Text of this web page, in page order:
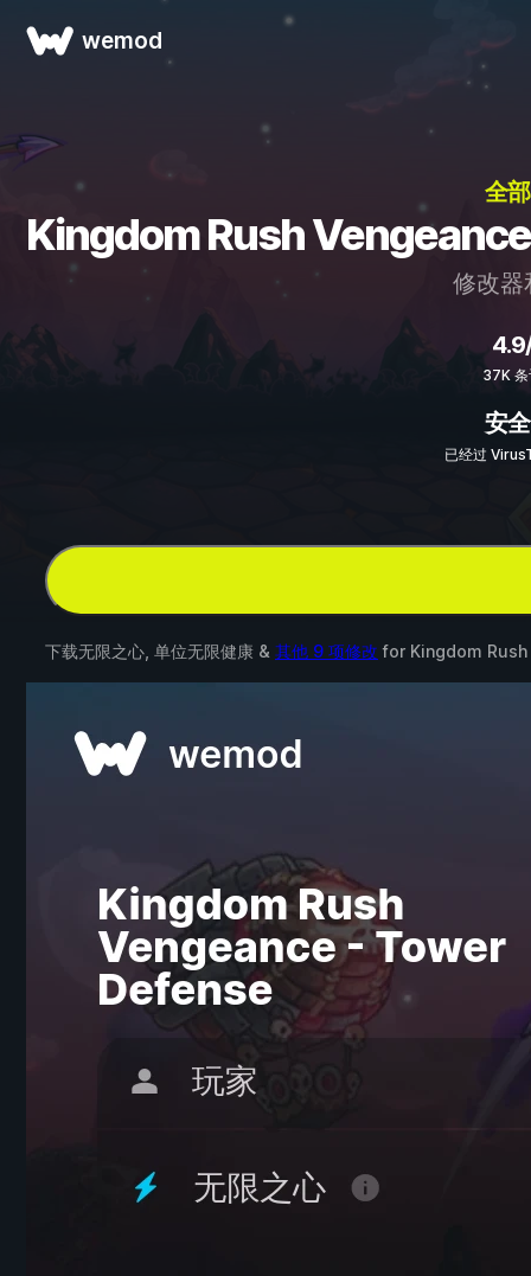
wemod
全
Kingdom Rush
修改
37K 条
安全
已经过
下载无限之心, 单位无限健康 & 其他 9 项修改 for Kingdom